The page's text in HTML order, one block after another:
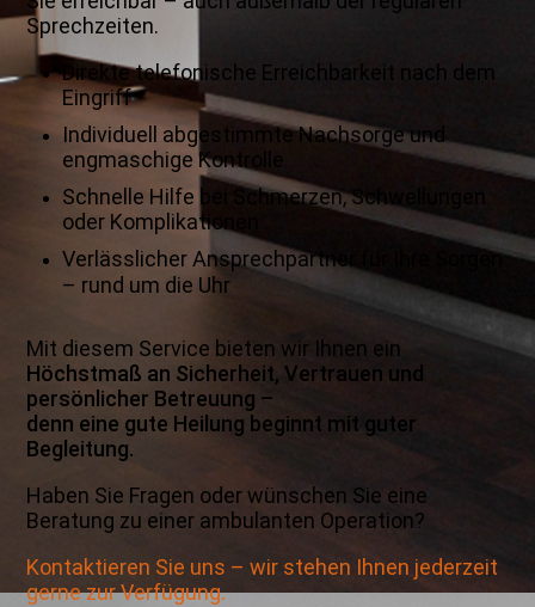
Sprechzeiten.
Direkte telefonische Erreichbarkeit nach dem
Eingriff
Individuell abgestimmte Nachsorge und
engmaschige Kontrolle
Schnelle Hilfe bei Schmerzen, Schwellungen
oder Komplikationen
Verlässlicher Ansprechpartner für Ihre Sorgen
– rund um die Uhr
Mit diesem Service bieten wir Ihnen ein
Höchstmaß an Sicherheit, Vertrauen und
persönlicher Betreuung –
denn eine gute Heilung beginnt mit guter
Begleitung.
Haben Sie Fragen oder wünschen Sie eine
Beratung zu einer ambulanten Operation?
Kontaktieren Sie uns – wir stehen Ihnen jederzeit
gerne zur Verfügung.